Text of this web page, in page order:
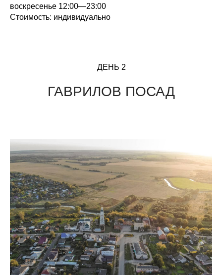
воскресенье 12:00—23:00
Стоимость: индивидуально
ДЕНЬ 2
ГАВРИЛОВ ПОСАД